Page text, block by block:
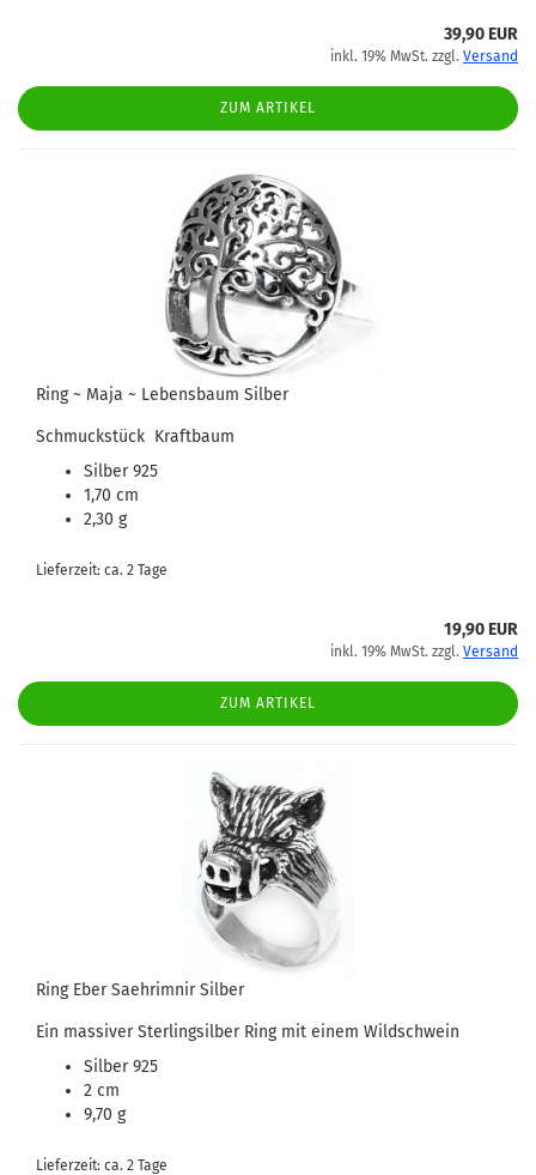
39,90 EUR
inkl. 19% MwSt. zzgl. Versand
ZUM ARTIKEL
Ring ~ Maja ~ Lebensbaum Silber
Schmuckstück Kraftbaum
Silber 925
1,70 cm
2,30 g
Lieferzeit: ca. 2 Tage
19,90 EUR
inkl. 19% MwSt. zzgl. Versand
ZUM ARTIKEL
Ring Eber Saehrimnir Silber
Ein massiver Sterlingsilber Ring mit einem Wildschwein
Silber 925
2 cm
9,70 g
Lieferzeit: ca. 2 Tage